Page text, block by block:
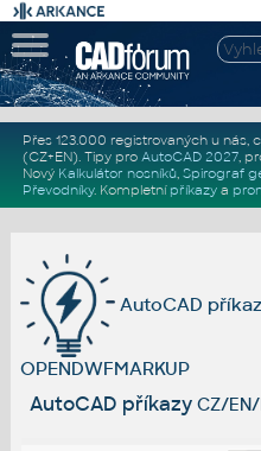
Přes 123.000 registrovaných u nás,
(CZ+EN). Tipy pro AutoCAD 2027,
Nový Kalkulátor nosníků, Spirograf
Převodníky. Kompletní příkazya
AutoCAD příkaz
OPENDWFMARKUP
AutoCAD příkazy CZ/